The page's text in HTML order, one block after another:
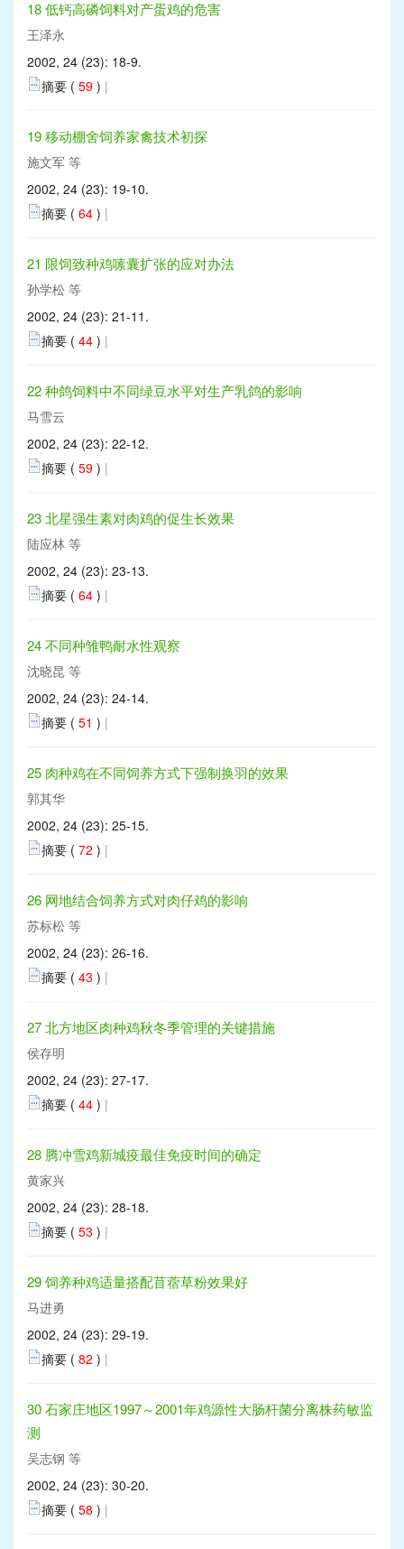
18 低钙高磷饲料对产蛋鸡的危害
王泽永
2002, 24 (23): 18-9.
摘要 ( 59 ) |
19 移动棚舍饲养家禽技术初探
施文军 等
2002, 24 (23): 19-10.
摘要 ( 64 ) |
21 限饲致种鸡嗉囊扩张的应对办法
孙学松 等
2002, 24 (23): 21-11.
摘要 ( 44 ) |
22 种鸽饲料中不同绿豆水平对生产乳鸽的影响
马雪云
2002, 24 (23): 22-12.
摘要 ( 59 ) |
23 北星强生素对肉鸡的促生长效果
陆应林 等
2002, 24 (23): 23-13.
摘要 ( 64 ) |
24 不同种雏鸭耐水性观察
沈晓昆 等
2002, 24 (23): 24-14.
摘要 ( 51 ) |
25 肉种鸡在不同饲养方式下强制换羽的效果
郭其华
2002, 24 (23): 25-15.
摘要 ( 72 ) |
26 网地结合饲养方式对肉仔鸡的影响
苏标松 等
2002, 24 (23): 26-16.
摘要 ( 43 ) |
27 北方地区肉种鸡秋冬季管理的关键措施
侯存明
2002, 24 (23): 27-17.
摘要 ( 44 ) |
28 腾冲雪鸡新城疫最佳免疫时间的确定
黄家兴
2002, 24 (23): 28-18.
摘要 ( 53 ) |
29 饲养种鸡适量搭配苜蓿草粉效果好
马进勇
2002, 24 (23): 29-19.
摘要 ( 82 ) |
30 石家庄地区1997～2001年鸡源性大肠杆菌分离株药敏监
测
吴志钢 等
2002, 24 (23): 30-20.
摘要 ( 58 ) |